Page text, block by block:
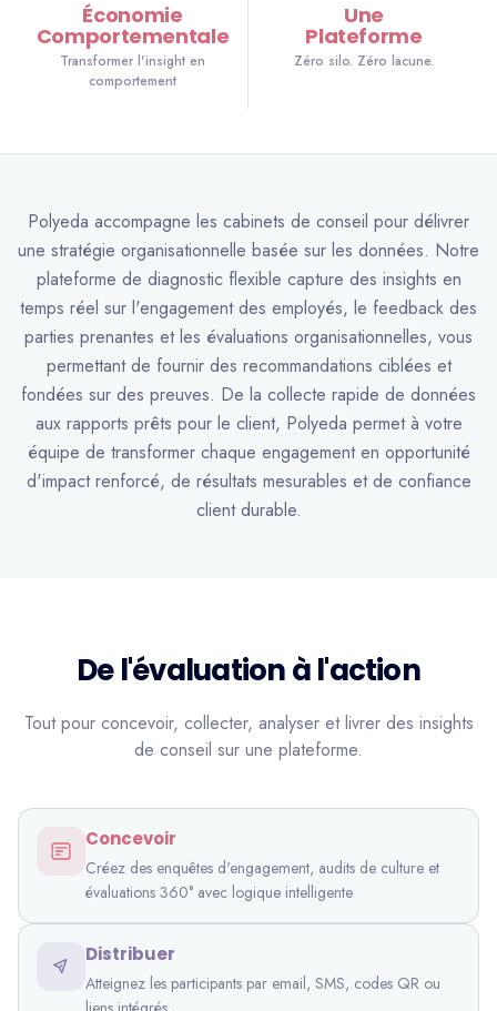
Économie
Comportementale
Transformer l'insight en
comportement
Une
Plateforme
Zéro silo. Zéro lacune.
Polyeda accompagne les cabinets de conseil pour délivrer
une stratégie organisationnelle basée sur les données. Notre
plateforme de diagnostic flexible capture des insights en
temps réel sur l'engagement des employés, le feedback des
parties prenantes et les évaluations organisationnelles, vous
permettant de fournir des recommandations ciblées et
fondées sur des preuves. De la collecte rapide de données
aux rapports prêts pour le client, Polyeda permet à votre
équipe de transformer chaque engagement en opportunité
d'impact renforcé, de résultats mesurables et de confiance
client durable.
De l'évaluation à l'action
Tout pour concevoir, collecter, analyser et livrer des insights
de conseil sur une plateforme.
Concevoir
Créez des enquêtes d'engagement, audits de culture et
évaluations 360° avec logique intelligente
Distribuer
Atteignez les participants par email, SMS, codes QR ou